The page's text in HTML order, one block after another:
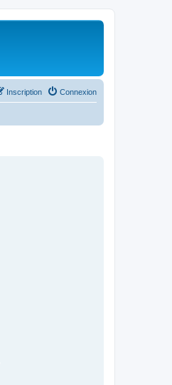
Connexion
Inscription